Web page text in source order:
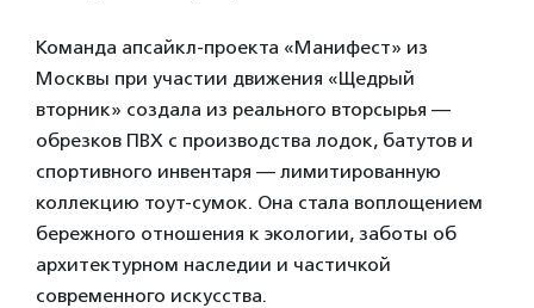
Команда апсайкл-проекта «Манифест» из
Москвы при участии движения «Щедрый
вторник» создала из реального вторсырья —
обрезков ПВХ с производства лодок, батутов и
спортивного инвентаря — лимитированную
коллекцию тоут-сумок. Она стала воплощением
бережного отношения к экологии, заботы об
архитектурном наследии и частичкой
современного искусства.